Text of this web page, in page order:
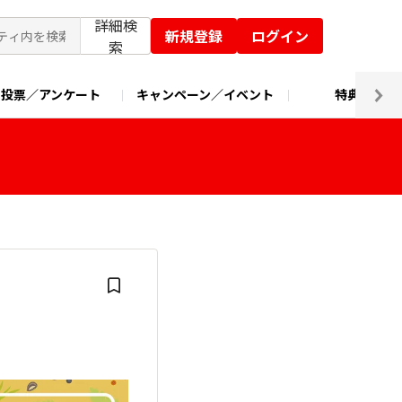
詳細検
索
新規登録 ログイン
投票／アンケート キャンペーン／イベント 特典交換